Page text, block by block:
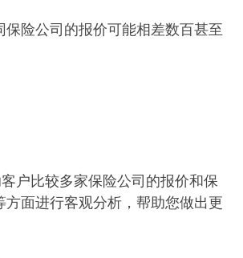
险公司的报价可能相差数百甚至
户比较多家保险公司的报价和保
面进行客观分析，帮助您做出更